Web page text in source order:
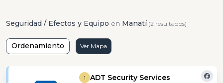
Seguridad / Efectos y Equipo en Manatí (2 resultados)
Ordenamiento Ver Mapa
1 ADT Security Services